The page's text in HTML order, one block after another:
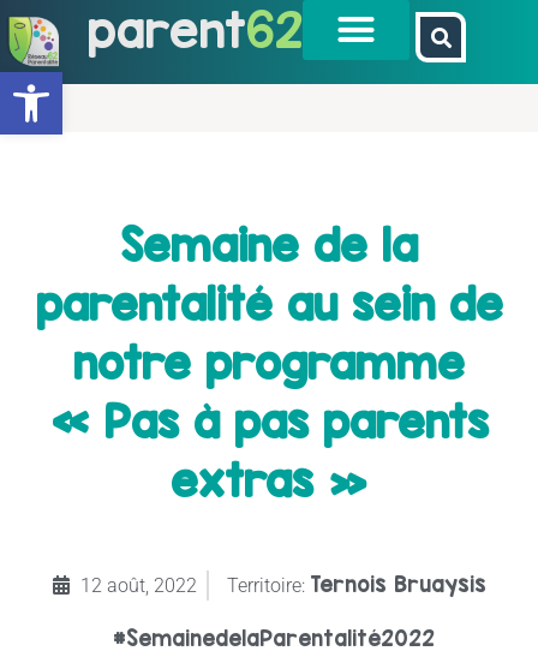
Ouvrir la barre d’outils
parent62
Semaine de la
parentalité au sein de
notre programme
« Pas à pas parents
extras »
12 août, 2022 Territoire: Ternois Bruaysis
#SemainedelaParentalité2022